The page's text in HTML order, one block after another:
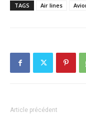
TAGS Air lines
Article précédent